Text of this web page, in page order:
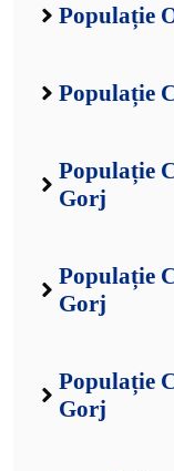
Populație
Populație
Populație
Gorj
Populație
Gorj
Populație
Gorj